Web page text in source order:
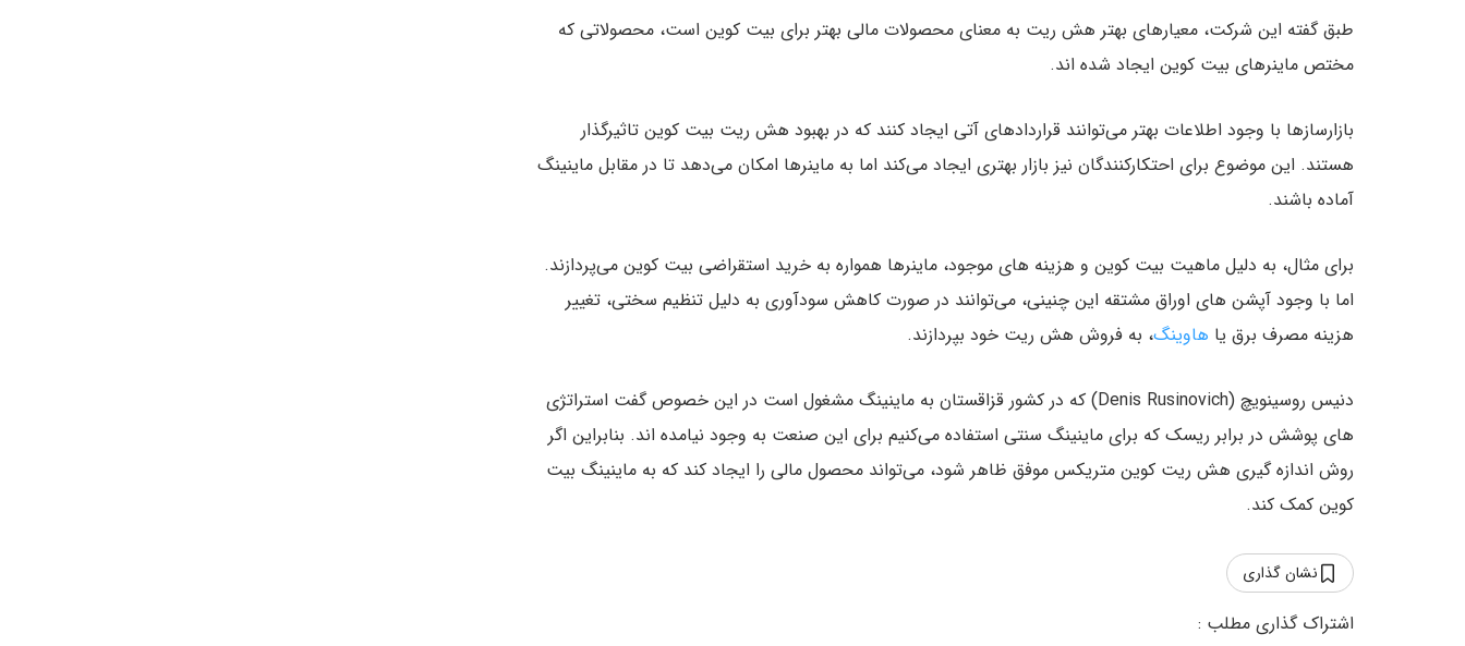
طبق گفته این شرکت، معیارهای بهتر هش ریت به معنای محصولات مالی بهتر برای بیت کوین است، محصولاتی که
مختص ماینرهای بیت کوین ایجاد شده اند.
بازارسازها با وجود اطلاعات بهتر می‌توانند قراردادهای آتی ایجاد کنند که در بهبود هش ریت بیت کوین تاثیرگذار
هستند. این موضوع برای احتکارکنندگان نیز بازار بهتری ایجاد می‌کند اما به ماینرها امکان می‌دهد تا در مقابل ماینینگ
آماده باشند.
برای مثال، به دلیل ماهیت بیت کوین و هزینه های موجود، ماینرها همواره به خرید استقراضی بیت کوین می‌پردازند.
اما با وجود آپشن های اوراق مشتقه این چنینی، می‌توانند در صورت کاهش سودآوری به دلیل تنظیم سختی، تغییر
هزینه مصرف برق یا هاوینگ، به فروش هش ریت خود بپردازند.
دنیس روسینویچ (Denis Rusinovich) که در کشور قزاقستان به ماینینگ مشغول است در این خصوص گفت استراتژی
های پوشش در برابر ریسک که برای ماینینگ سنتی استفاده می‌کنیم برای این صنعت به وجود نیامده اند. بنابراین اگر
روش اندازه گیری هش ریت کوین متریکس موفق ظاهر شود، می‌تواند محصول مالی را ایجاد کند که به ماینینگ بیت
کوین کمک کند.
نشان گذاری